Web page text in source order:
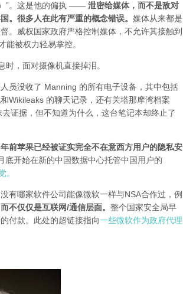
”。这是他的偏执 —— 泄密给媒体，而不是敌对
。很多人在此有严重的概念错误。 媒体从来都是
。威权国家政府严格控制媒体，不允许其接触到
能被权力轻易掌控。
，面对摄像机直接掉泪。
员没收了 Manning 的所有电子设备，其中包括
Wikileaks 的聊天记录，还有关塔那摩湾档案
证据，但不知道为什么，这台笔记本却终止了
前苹果已经被证实完全不在意西方用户的隐私安
底开始在新的中国数据中心托管中国用户的
。
有哪家软件公司能像微软一样与NSA合作过，例
不仅仅是互联网/通信层面。 整个国家安全局早
付款。此处的超链接指向一些微软作为政府代理